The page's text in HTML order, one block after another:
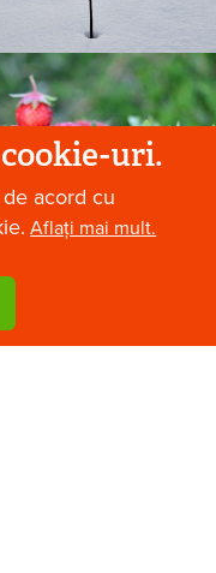
uri.
acord cu
Aflați mai mult.